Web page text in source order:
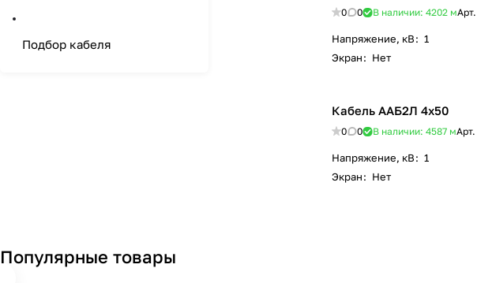
0 0 В наличии: 4202 мАрт.
Напряжение, кВ: 1
Экран: Нет
Кабель ААБ2Л 4х50
0 0 В наличии: 4587 мАрт.
Напряжение, кВ: 1
Экран: Нет
Популярные товары
Подбор кабеля